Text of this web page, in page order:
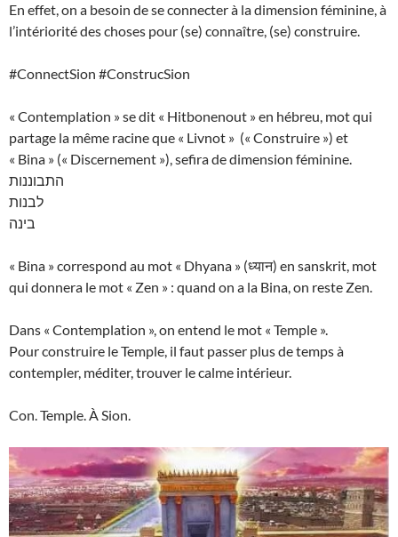
En effet, on a besoin de se connecter à la dimension féminine, à
l’intériorité des choses pour (se) connaître, (se) construire.
#ConnectSion #ConstrucSion
« Contemplation » se dit « Hitbonenout » en hébreu, mot qui
partage la même racine que « Livnot » (« Construire ») et
« Bina » (« Discernement »), sefira de dimension féminine.
התבוננות
לבנות
בינה
« Bina » correspond au mot « Dhyana » (ध्यान) en sanskrit, mot
qui donnera le mot « Zen » : quand on a la Bina, on reste Zen.
Dans « Contemplation », on entend le mot « Temple ».
Pour construire le Temple, il faut passer plus de temps à
contempler, méditer, trouver le calme intérieur.
Con. Temple. À Sion.